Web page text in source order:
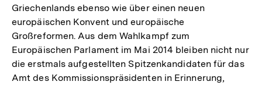
Griechenlands ebenso wie über einen neuen
europäischen Konvent und europäische
Großreformen. Aus dem Wahlkampf zum
Europäischen Parlament im Mai 2014 bleiben nicht nur
die erstmals aufgestellten Spitzenkandidaten für das
Amt des Kommissionspräsidenten in Erinnerung,